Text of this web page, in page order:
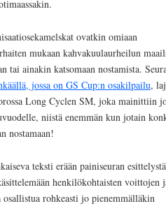
ovatkin omiaan
mukaan kahvakuulaurheilun
tai ainakin katsomaan nostamista.
jossa on GS Cup:n osakilpailu,
Long Cyclen SM, joka mainittiin
niistä enemmän kun jotain
nostamaan!
teksti erään painiseuran
henkilökohtaisten voittojen
rohkeasti jo pienemmälläkin